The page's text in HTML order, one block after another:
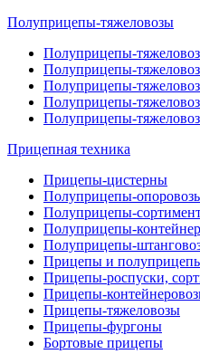
Полуприцепы-тяжеловозы
Полуприцепы-
Полуприцепы-
Полуприцепы-
Полуприцепы-
Полуприцепы-
Прицепная техника
Прицепы-цистерны
Полуприцепы-
Полуприцепы-
Полуприцепы-
Полуприцепы-
Прицепы и
Прицепы-роспуски,
Прицепы-
Прицепы-тяжеловозы
Прицепы-фургоны
Бортовые прицепы